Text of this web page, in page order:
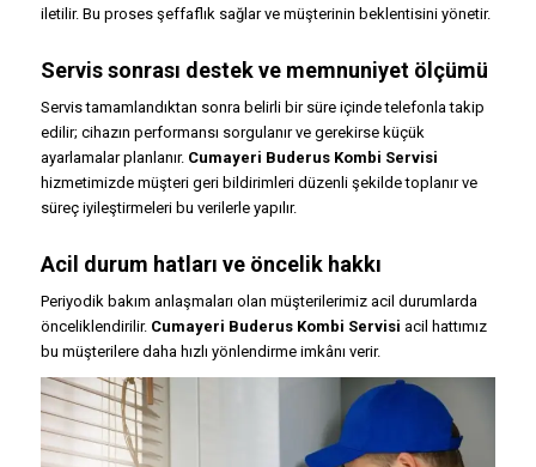
iletilir. Bu proses şeffaflık sağlar ve müşterinin beklentisini yönetir.
Servis sonrası destek ve memnuniyet ölçümü
Servis tamamlandıktan sonra belirli bir süre içinde telefonla takip
edilir; cihazın performansı sorgulanır ve gerekirse küçük
ayarlamalar planlanır. Cumayeri Buderus Kombi Servisi
hizmetimizde müşteri geri bildirimleri düzenli şekilde toplanır ve
süreç iyileştirmeleri bu verilerle yapılır.
Acil durum hatları ve öncelik hakkı
Periyodik bakım anlaşmaları olan müşterilerimiz acil durumlarda
önceliklendirilir. Cumayeri Buderus Kombi Servisi acil hattımız
bu müşterilere daha hızlı yönlendirme imkânı verir.